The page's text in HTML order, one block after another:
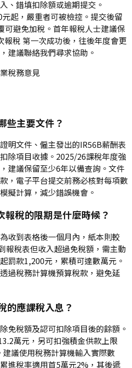
、錯填扣除額或逾期提交。
起，嚴重者可被檢控。提交後留
可避免加稅。首年報稅人士建議保
報稅 第一次成功後，往後年度會更
建議聯絡我們尋求協助。
稅務意見
些主要文件？
明文件、僱主發出的IR56B薪酬表
除項目收據。2025/26課稅年度強
建議保留至少6年以備查詢。文件
，電子平台提交前務必核對每項數
擬計算，減少錯誤機會。
稅的限期是什麼時候？
收到表格後一個月內，紙本則較
報稅表但收入超過免稅額，需主動
罰款1,200元，累積可達數萬元。
過稅務計算機預算稅款，避免延
的應課稅入息？
免稅額及認可扣除項目後的餘額。
萬元，另可扣強積金供款上限
議使用稅務計算機輸入實際數
進稅率適用首5萬元2%，其後遞